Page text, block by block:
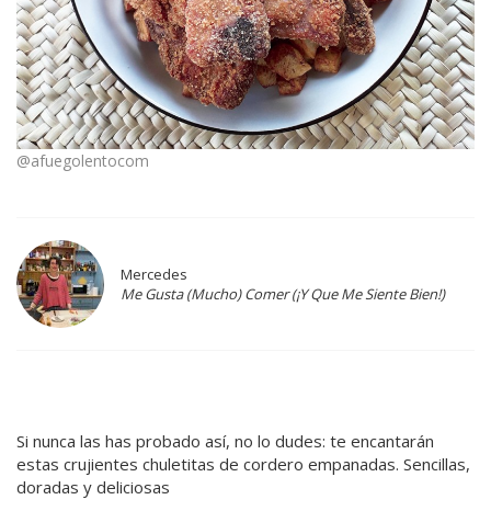
@afuegolentocom
Mercedes
Me Gusta (Mucho) Comer (¡Y Que Me Siente Bien!)
Si nunca las has probado así, no lo dudes: te encantarán
estas crujientes chuletitas de cordero empanadas. Sencillas,
doradas y deliciosas